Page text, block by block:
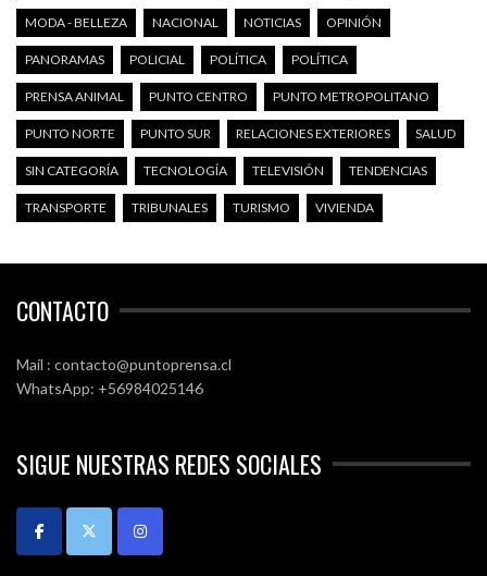
MODA - BELLEZA NACIONAL NOTICIAS OPINIÓN
PANORAMAS POLICIAL POLÍTICA POLÍTICA
PRENSA ANIMAL PUNTO CENTRO PUNTO METROPOLITANO
PUNTO NORTE PUNTO SUR RELACIONES EXTERIORES SALUD
SIN CATEGORÍA TECNOLOGÍA TELEVISIÓN TENDENCIAS
TRANSPORTE TRIBUNALES TURISMO VIVIENDA
CONTACTO
Mail : contacto@puntoprensa.cl
WhatsApp: +56984025146
SIGUE NUESTRAS REDES SOCIALES